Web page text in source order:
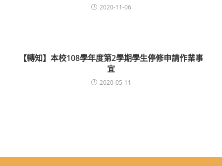
2020-11-06
【轉知】本校108學年度第2學期學生停修申請作業事
宜
2020-05-11